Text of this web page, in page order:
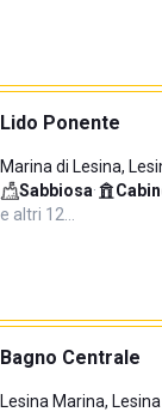
Lido Ponente
Marina di Lesina,
Sabbiosa·
e altri 12…
Bagno Centrale
Lesina Marina, Lesina